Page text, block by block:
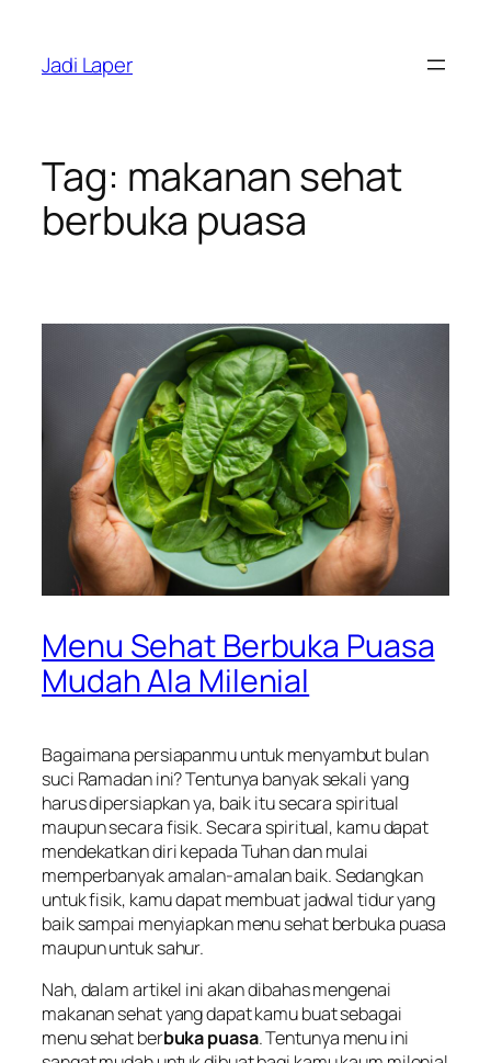
content
Jadi Laper
Tag: makanan sehat
berbuka puasa
Menu Sehat Berbuka Puasa
Mudah Ala Milenial
Bagaimana persiapanmu untuk menyambut bulan
suci Ramadan ini? Tentunya banyak sekali yang
harus dipersiapkan ya, baik itu secara spiritual
maupun secara fisik. Secara spiritual, kamu dapat
mendekatkan diri kepada Tuhan dan mulai
memperbanyak amalan-amalan baik. Sedangkan
untuk fisik, kamu dapat membuat jadwal tidur yang
baik sampai menyiapkan menu sehat berbuka puasa
maupun untuk sahur.
Nah, dalam artikel ini akan dibahas mengenai
makanan sehat yang dapat kamu buat sebagai
menu sehat berbuka puasa. Tentunya menu ini